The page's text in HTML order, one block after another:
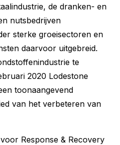
de dranken- en
nutsbedrijven
sterke groeisectoren en
daarvoor uitgebreid.
te
2020 Lodestone
toonaangevend
van het verbeteren van
Response & Recovery